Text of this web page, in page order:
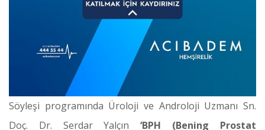
Söyleşi programında Üroloji ve Androloji Uzmanı Sn.
Doç. Dr. Serdar Yalçın‘BPH (Bening Prostat